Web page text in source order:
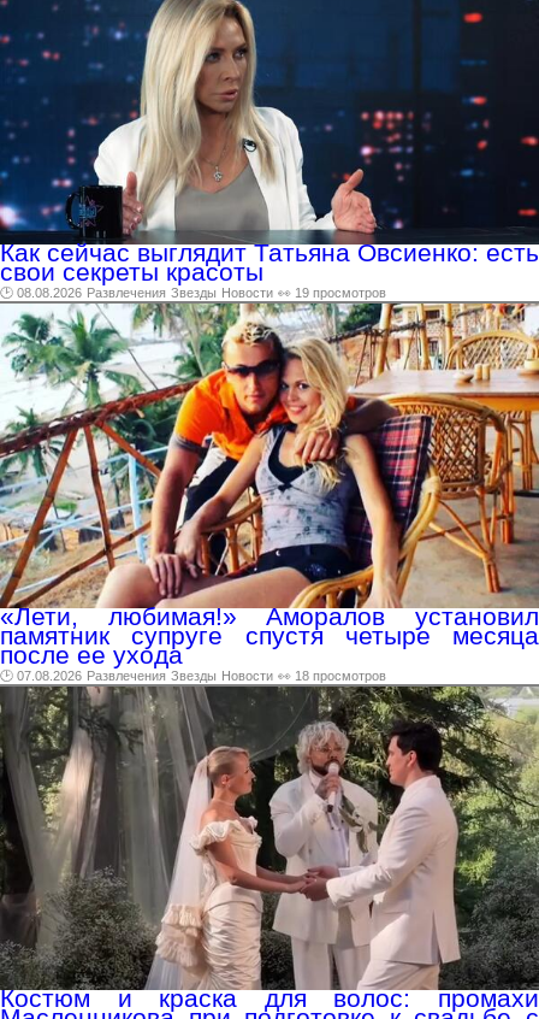
Как сейчас выглядит Татьяна Овсиенко: есть
свои секреты красоты
🕑 08.08.2026 Развлечения Звезды Новости 👀 19 просмотров
«Лети, любимая!» Аморалов установил
памятник супруге спустя четыре месяца
после ее ухода
🕑 07.08.2026 Развлечения Звезды Новости 👀 18 просмотров
Костюм и краска для волос: промахи